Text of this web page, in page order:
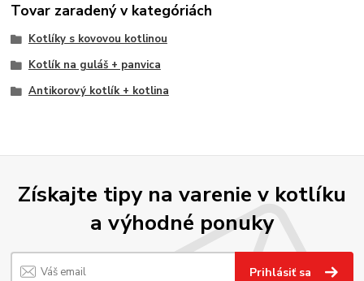
Tovar zaradený v kategóriách
Kotlíky s kovovou kotlinou
Kotlík na guláš + panvica
Antikorový kotlík + kotlina
Získajte tipy na varenie v kotlíku
a výhodné ponuky
Prihlásiť sa